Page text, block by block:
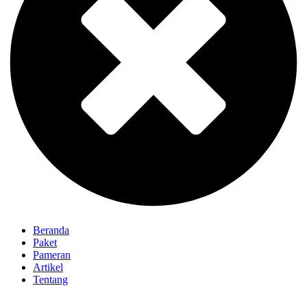
Beranda
Paket
Pameran
Artikel
Tentang